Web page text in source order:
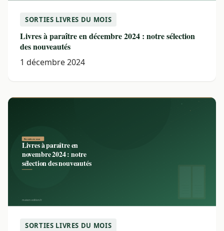
SORTIES LIVRES DU MOIS
Livres à paraître en décembre 2024 : notre sélection
des nouveautés
1 décembre 2024
SORTIES LIVRES DU MOIS